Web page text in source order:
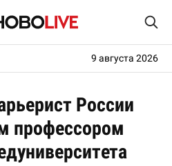
9 августа 2026
России
профессором